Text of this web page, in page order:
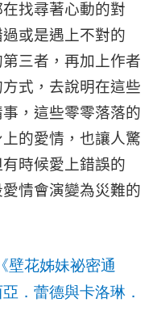
找尋著心動的對
或是遇上不對的
三者，再加上作者
式，去說明在這些
，這些零零落落的
的愛情，也讓人驚
時候愛上錯誤的
情會演變為災難的
《壁花姊妹祕密通
．蕾德與卡洛琳．